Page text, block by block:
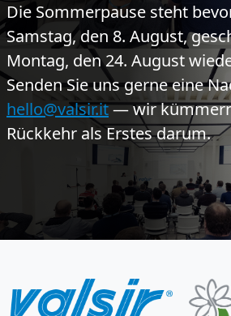
Die Sommerpause steht
Samstag, den 8. August,
Montag, den 24. August
Senden Sie uns gerne eine
hello@valsir.it— wir
Rückkehr als Erstes darum.